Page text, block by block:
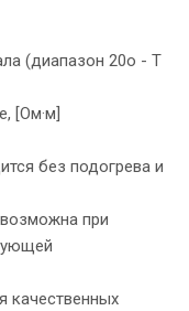
(диапазон 20o - T
[Ом·м]
без подогрева и
при
качественных